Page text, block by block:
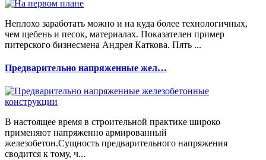
Неплохо заработать можно и на куда более технологичных,
чем щебень и песок, материалах. Показателен пример
питерского бизнесмена Андрея Каткова. Пять ...
Предварительно напряженные жел…
В настоящее время в строительной практике широко
применяют напряженно армированный
железобетон.Сущность предварительного напряжения
сводится к тому, ч...